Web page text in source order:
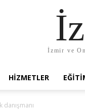
İzmir ve
HIZMETLER
danışmanı